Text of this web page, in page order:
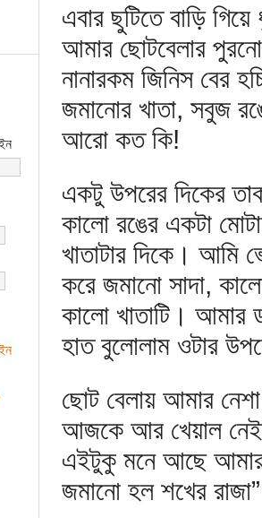
এবার ছুটিতে বাড়ি
আমার ছোটবেলার
নানারকম জিনিস বের
জমানোর খাতা, সবুজ
আরো কত কি!
একটু উপরের দিকের
কালো রঙের একটা
খাতাটার দিকে। আমি
করে জমানো সাদা,
কালো খাতাটি। আমার
হাত বুলোলাম ওটার
ছোট বেলায় আমার
আজকে আর খেয়াল নেই
এইটুকু মনে আছে আমার
জমানো হল শখের